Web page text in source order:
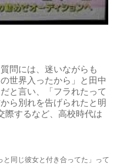
問には、迷いながらも
世界入ったから」と田中
と言い、「フラれたって
ら別れを告げられたと明
際するなど、高校時代は
同じ彼女と付き合ってた」って